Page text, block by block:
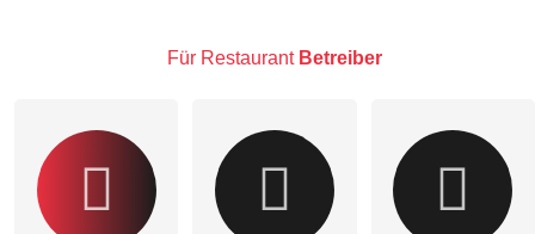
Restaurant-Eintrag zu stellen.
Für Restaurant Betreiber